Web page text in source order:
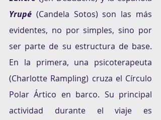
Yrupé (Candela Sotos) son las más
evidentes, no por simples, sino por
ser parte de su estructura de base.
En la primera, una psicoterapeuta
(Charlotte Rampling) cruza el Círculo
Polar Ártico en barco. Su principal
actividad durante el viaje es